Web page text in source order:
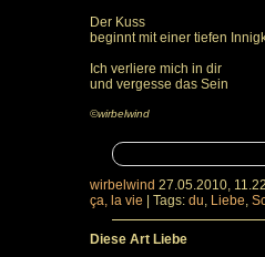
Der Kuss
beginnt mit einer tiefen
Ich verliere mich in dir
und vergesse das Sein
©wirbelwind
wirbelwind 27.05.2010,
ça, la vie
Tags: du, Liebe,
Diese Art Liebe